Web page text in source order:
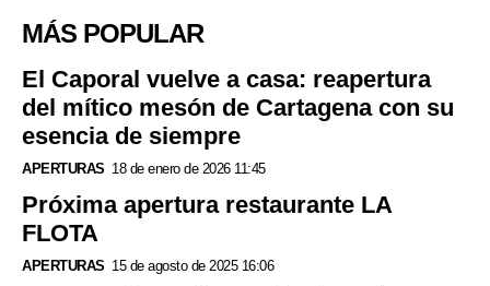
MÁS POPULAR
El Caporal vuelve a casa: reapertura
del mítico mesón de Cartagena con su
esencia de siempre
APERTURAS 18 de enero de 2026 11:45
Próxima apertura restaurante LA
FLOTA
APERTURAS 15 de agosto de 2025 16:06